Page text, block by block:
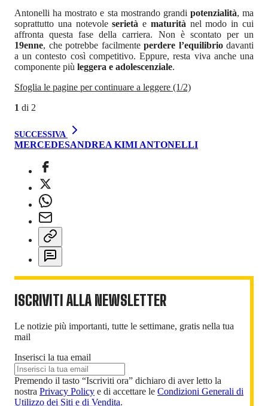
Antonelli ha mostrato e sta mostrando grandi potenzialità, ma
soprattutto una notevoleserietàe maturità nel modo in cui
affronta questa fase della carriera. Non è scontato per un
19enne, che potrebbe facilmente perdere l’equilibriodavanti
a un contesto così competitivo. Eppure, resta viva anche una
componente più leggera e adolescenziale.
Sfoglia le pagine per continuare a leggere (1/2)
1 di 2
SUCCESSIVA
MERCEDESANDREA KIMI ANTONELLI
ISCRIVITI ALLA NEWSLETTER
Le notizie più importanti, tutte le settimane, gratis nella tua
mail
Inserisci la tua email
Premendo il tasto “Iscriviti ora” dichiaro di aver letto la
nostra Privacy Policy e di accettare le Condizioni Generali di
Utilizzo dei Siti e di Vendita.